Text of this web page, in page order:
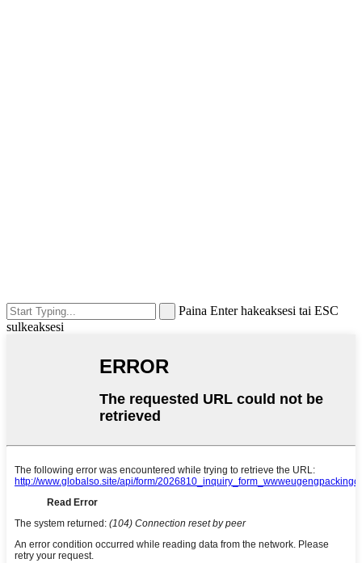
Paina Enter hakeaksesi tai ESC
sulkeaksesi